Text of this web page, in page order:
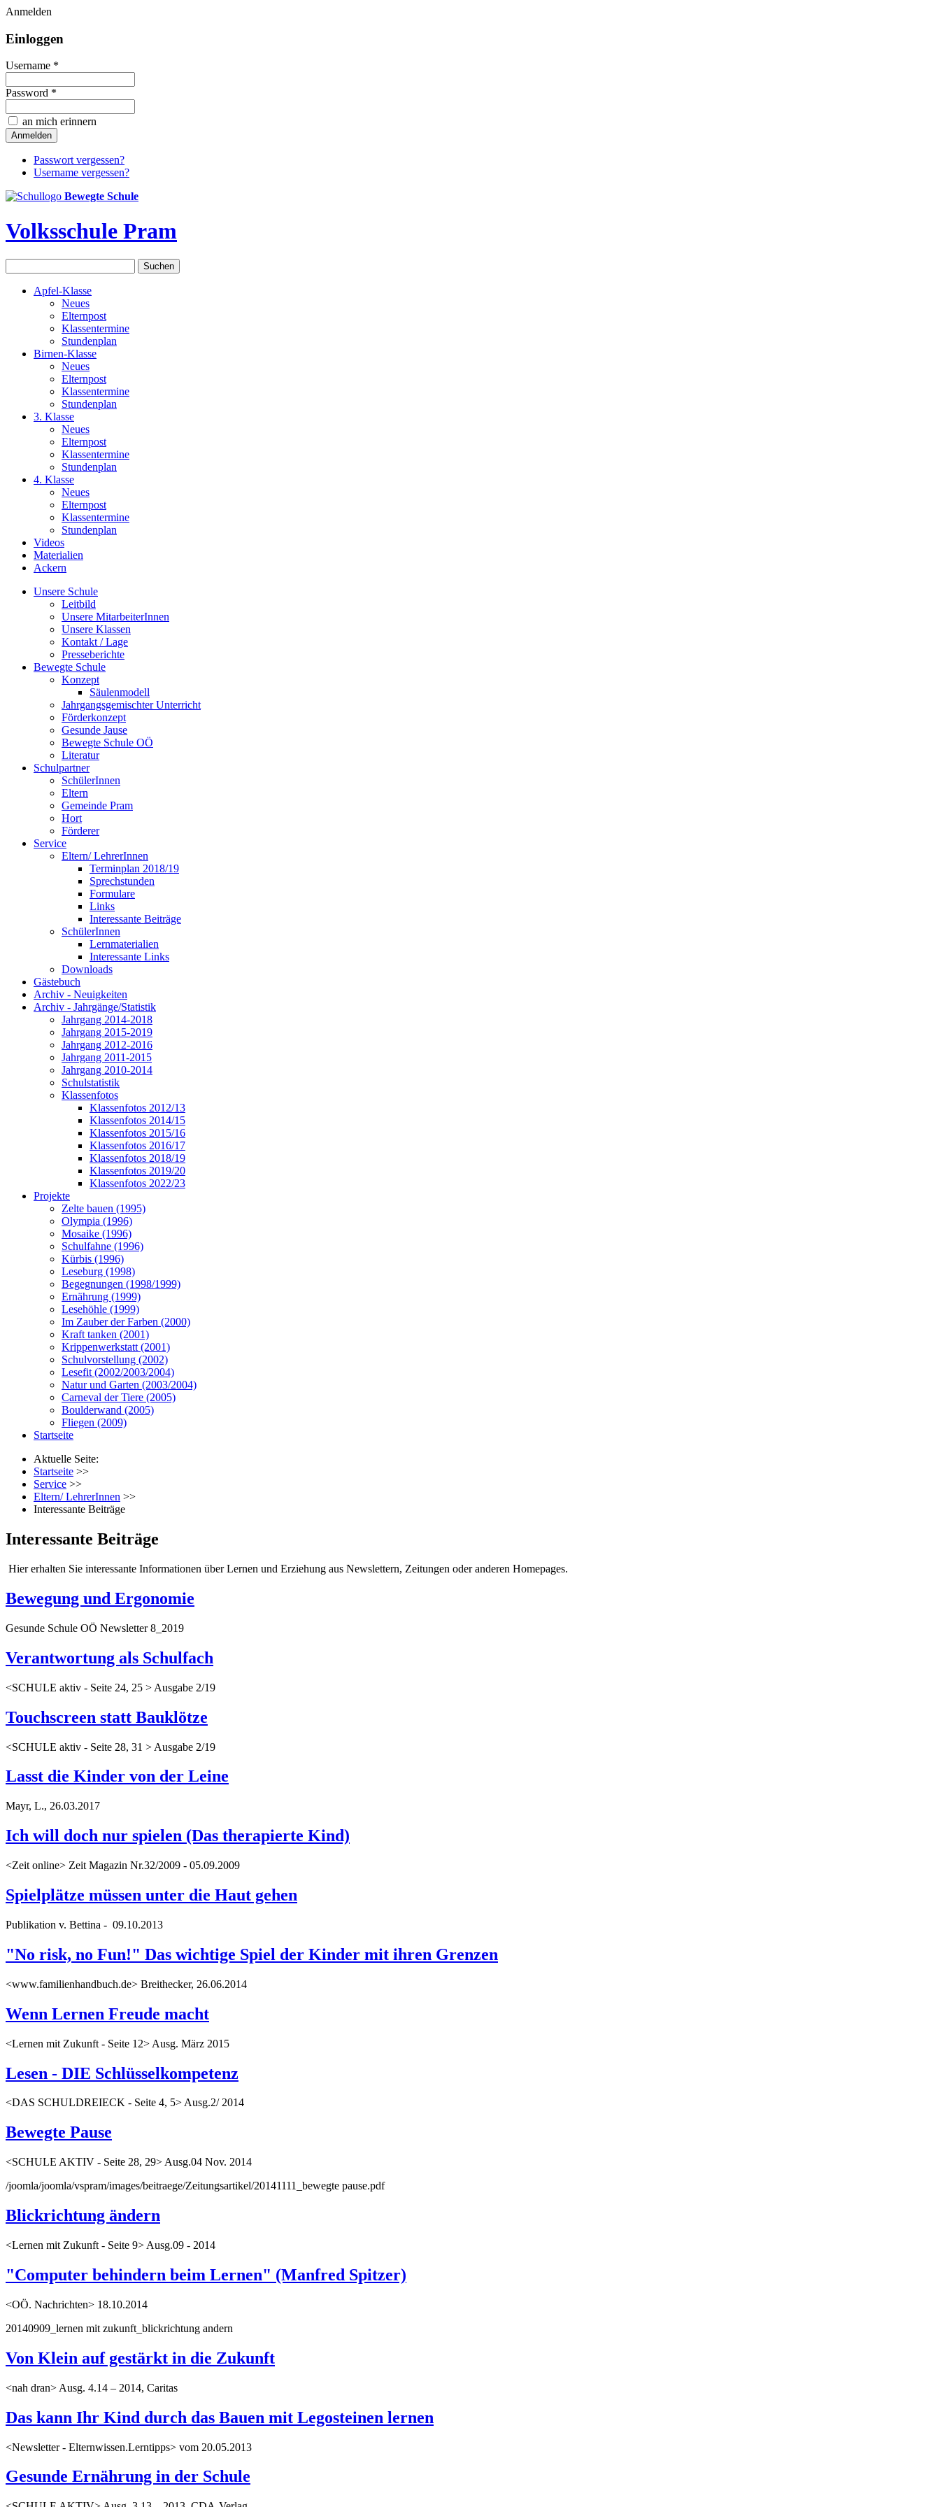
Anmelden
Einloggen
Username *
Password *
an mich erinnern
Passwort vergessen?
Username vergessen?
Bewegte Schule
Volksschule Pram
Apfel-Klasse
Neues
Elternpost
Klassentermine
Stundenplan
Birnen-Klasse
Neues
Elternpost
Klassentermine
Stundenplan
3. Klasse
Neues
Elternpost
Klassentermine
Stundenplan
4. Klasse
Neues
Elternpost
Klassentermine
Stundenplan
Videos
Materialien
Ackern
Unsere Schule
Leitbild
Unsere MitarbeiterInnen
Unsere Klassen
Kontakt / Lage
Presseberichte
Bewegte Schule
Konzept
Säulenmodell
Jahrgangsgemischter Unterricht
Förderkonzept
Gesunde Jause
Bewegte Schule OÖ
Literatur
Schulpartner
SchülerInnen
Eltern
Gemeinde Pram
Hort
Förderer
Service
Eltern/ LehrerInnen
Terminplan 2018/19
Sprechstunden
Formulare
Links
Interessante Beiträge
SchülerInnen
Lernmaterialien
Interessante Links
Downloads
Gästebuch
Archiv - Neuigkeiten
Archiv - Jahrgänge/Statistik
Jahrgang 2014-2018
Jahrgang 2015-2019
Jahrgang 2012-2016
Jahrgang 2011-2015
Jahrgang 2010-2014
Schulstatistik
Klassenfotos
Klassenfotos 2012/13
Klassenfotos 2014/15
Klassenfotos 2015/16
Klassenfotos 2016/17
Klassenfotos 2018/19
Klassenfotos 2019/20
Klassenfotos 2022/23
Projekte
Zelte bauen (1995)
Olympia (1996)
Mosaike (1996)
Schulfahne (1996)
Kürbis (1996)
Leseburg (1998)
Begegnungen (1998/1999)
Ernährung (1999)
Lesehöhle (1999)
Im Zauber der Farben (2000)
Kraft tanken (2001)
Krippenwerkstatt (2001)
Schulvorstellung (2002)
Lesefit (2002/2003/2004)
Natur und Garten (2003/2004)
Carneval der Tiere (2005)
Boulderwand (2005)
Fliegen (2009)
Startseite
Aktuelle Seite:
Startseite >>
Service >>
Eltern/ LehrerInnen >>
Interessante Beiträge
Interessante Beiträge
Hier erhalten Sie interessante Informationen über Lernen und Erziehung aus Newslettern, Zeitungen oder anderen Homepages.
Bewegung und Ergonomie
Gesunde Schule OÖ Newsletter 8_2019
Verantwortung als Schulfach
<SCHULE aktiv - Seite 24, 25 > Ausgabe 2/19
Touchscreen statt Bauklötze
<SCHULE aktiv - Seite 28, 31 > Ausgabe 2/19
Lasst die Kinder von der Leine
Mayr, L., 26.03.2017
Ich will doch nur spielen (Das therapierte Kind)
<Zeit online> Zeit Magazin Nr.32/2009 - 05.09.2009
Spielplätze müssen unter die Haut gehen
Publikation v. Bettina - 09.10.2013
"No risk, no Fun!" Das wichtige Spiel der Kinder mit ihren Grenzen
<www.familienhandbuch.de> Breithecker, 26.06.2014
Wenn Lernen Freude macht
<Lernen mit Zukunft - Seite 12> Ausg. März 2015
Lesen - DIE Schlüsselkompetenz
<DAS SCHULDREIECK - Seite 4, 5> Ausg.2/ 2014
Bewegte Pause
<SCHULE AKTIV - Seite 28, 29> Ausg.04 Nov. 2014
/joomla/joomla/vspram/images/beitraege/Zeitungsartikel/20141111_bewegte pause.pdf
Blickrichtung ändern
<Lernen mit Zukunft - Seite 9> Ausg.09 - 2014
"Computer behindern beim Lernen" (Manfred Spitzer)
<OÖ. Nachrichten> 18.10.2014
20140909_lernen mit zukunft_blickrichtung andern
Von Klein auf gestärkt in die Zukunft
<nah dran> Ausg. 4.14 – 2014, Caritas
Das kann Ihr Kind durch das Bauen mit Legosteinen lernen
<Newsletter - Elternwissen.Lerntipps> vom 20.05.2013
Gesunde Ernährung in der Schule